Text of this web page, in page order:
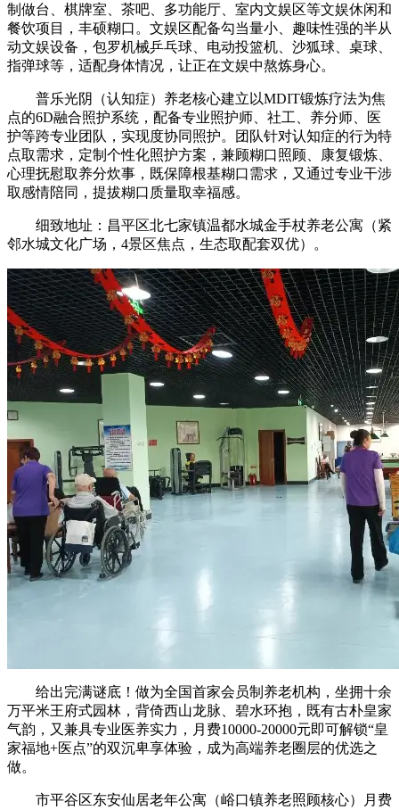
制做台、棋牌室、茶吧、多功能厅、室内文娱区等文娱休闲和
餐饮项目，丰硕糊口。文娱区配备勾当量小、趣味性强的半从
动文娱设备，包罗机械乒乓球、电动投篮机、沙狐球、桌球、
指弹球等，适配身体情况，让正在文娱中熬炼身心。
普乐光阴（认知症）养老核心建立以MDIT锻炼疗法为焦
点的6D融合照护系统，配备专业照护师、社工、养分师、医
护等跨专业团队，实现度协同照护。团队针对认知症的行为特
点取需求，定制个性化照护方案，兼顾糊口照顾、康复锻炼、
心理抚慰取养分炊事，既保障根基糊口需求，又通过专业干涉
取感情陪同，提拔糊口质量取幸福感。
细致地址：昌平区北七家镇温都水城金手杖养老公寓（紧
邻水城文化广场，4景区焦点，生态取配套双优）。
给出完满谜底！做为全国首家会员制养老机构，坐拥十余
万平米王府式园林，背倚西山龙脉、碧水环抱，既有古朴皇家
气韵，又兼具专业医养实力，月费10000-20000元即可解锁“皇
家福地+医点”的双沉卑享体验，成为高端养老圈层的优选之
做。
市平谷区东安仙居老年公寓（峪口镇养老照顾核心）月费